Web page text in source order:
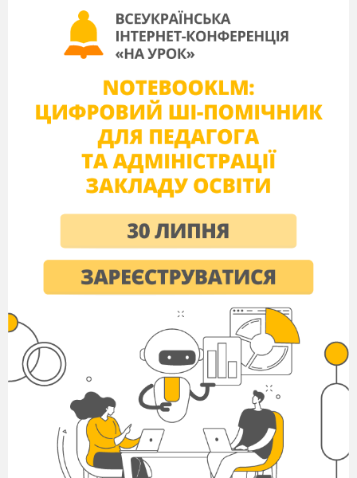
Створення фігур зимуючих пташок за
схемою
у техніці орігамі.
Удосконалювати
вміння
працювати
папером; повторити базові
форми складання орігамі,
виготовляти
фігуру
пташки - снігура
(спосіб орігамі);
розвивати
мислення,
фантазію,дрібну моторику пальців рук;
виховувати
любов до
охайність
під час
роботи,
наполегливість у досягненні мети.
Обладнання:
демонстраційні
фігурки
малюнок дерева, презентація
«Мистецтво орігамі», відео запис етапів
складання пташки снігура, запис співу
зимуючих пташок.
Хід уроку